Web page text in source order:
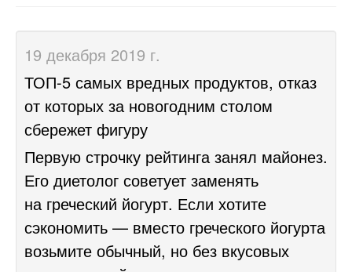
19 декабря 2019 г.
ТОП-5 самых вредных продуктов, отказ
от которых за новогодним столом
сбережет фигуру
Первую строчку рейтинга занял майонез.
Его диетолог советует заменять
на греческий йогурт. Если хотите
сэкономить — вместо греческого йогурта
возьмите обычный, но без вкусовых